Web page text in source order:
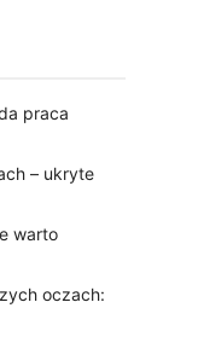
praca
– ukryte
warto
oczach: